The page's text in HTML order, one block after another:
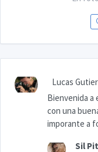
Lucas
Bienvenida a
con una
imporante a
Sil